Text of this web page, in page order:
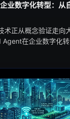
业数字化转型：从
术正从概念验证走向
Agent在企业数字化